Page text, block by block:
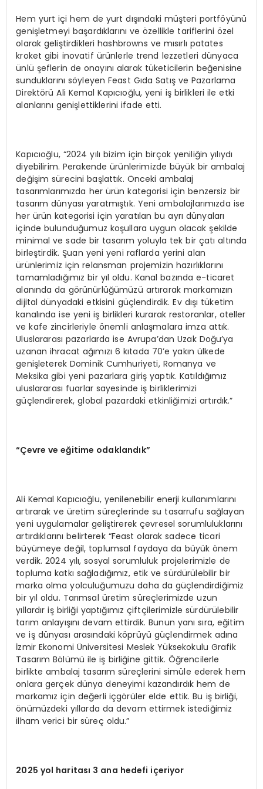
Hem yurt içi hem de yurt dışındaki müşteri portföyünü
genişletmeyi başardıklarını ve özellikle tariflerini özel
olarak geliştirdikleri hashbrowns ve mısırlı patates
kroket gibi inovatif ürünlerle trend lezzetleri dünyaca
ünlü şeflerin de onayını alarak tüketicilerin beğenisine
sunduklarını söyleyen Feast Gıda Satış ve Pazarlama
Direktörü Ali Kemal Kapıcıoğlu, yeni iş birlikleri ile etki
alanlarını genişlettiklerini ifade etti.
Kapıcıoğlu, “2024 yılı bizim için birçok yeniliğin yılıydı
diyebilirim. Perakende ürünlerimizde büyük bir ambalaj
değişim sürecini başlattık. Önceki ambalaj
tasarımlarımızda her ürün kategorisi için benzersiz bir
tasarım dünyası yaratmıştık. Yeni ambalajlarımızda ise
her ürün kategorisi için yaratılan bu ayrı dünyaları
içinde bulunduğumuz koşullara uygun olacak şekilde
minimal ve sade bir tasarım yoluyla tek bir çatı altında
birleştirdik. Şuan yeni yeni raflarda yerini alan
ürünlerimiz için relansman projemizin hazırlıklarını
tamamladığımız bir yıl oldu. Kanal bazında e-ticaret
alanında da görünürlüğümüzü artırarak markamızın
dijital dünyadaki etkisini güçlendirdik. Ev dışı tüketim
kanalında ise yeni iş birlikleri kurarak restoranlar, oteller
ve kafe zincirleriyle önemli anlaşmalara imza attık.
Uluslararası pazarlarda ise Avrupa’dan Uzak Doğu’ya
uzanan ihracat ağımızı 6 kıtada 70’e yakın ülkede
genişleterek Dominik Cumhuriyeti, Romanya ve
Meksika gibi yeni pazarlara giriş yaptık. Katıldığımız
uluslararası fuarlar sayesinde iş birliklerimizi
güçlendirerek, global pazardaki etkinliğimizi artırdık.”
“Çevre ve eğitime odaklandık”
Ali Kemal Kapıcıoğlu, yenilenebilir enerji kullanımlarını
artırarak ve üretim süreçlerinde su tasarrufu sağlayan
yeni uygulamalar geliştirerek çevresel sorumluluklarını
artırdıklarını belirterek “Feast olarak sadece ticari
büyümeye değil, toplumsal faydaya da büyük önem
verdik. 2024 yılı, sosyal sorumluluk projelerimizle de
topluma katkı sağladığımız, etik ve sürdürülebilir bir
marka olma yolculuğumuzu daha da güçlendirdiğimiz
bir yıl oldu. Tarımsal üretim süreçlerimizde uzun
yıllardır iş birliği yaptığımız çiftçilerimizle sürdürülebilir
tarım anlayışını devam ettirdik. Bunun yanı sıra, eğitim
ve iş dünyası arasındaki köprüyü güçlendirmek adına
İzmir Ekonomi Üniversitesi Meslek Yüksekokulu Grafik
Tasarım Bölümü ile iş birliğine gittik. Öğrencilerle
birlikte ambalaj tasarım süreçlerini simüle ederek hem
onlara gerçek dünya deneyimi kazandırdık hem de
markamız için değerli içgörüler elde ettik. Bu iş birliği,
önümüzdeki yıllarda da devam ettirmek istediğimiz
ilham verici bir süreç oldu.”
2025 yol haritası 3 ana hedefi içeriyor